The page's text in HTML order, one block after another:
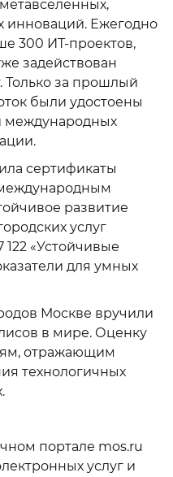
инноваций. Ежегодно
300 ИТ-проектов,
задействован
Только за прошлый
были удостоены
международных
сертификаты
развитие
услуг
122 «Устойчивые
для умных
Москве вручили
в мире. Оценку
отражающим
технологичных
портале mos.ru
услуг и